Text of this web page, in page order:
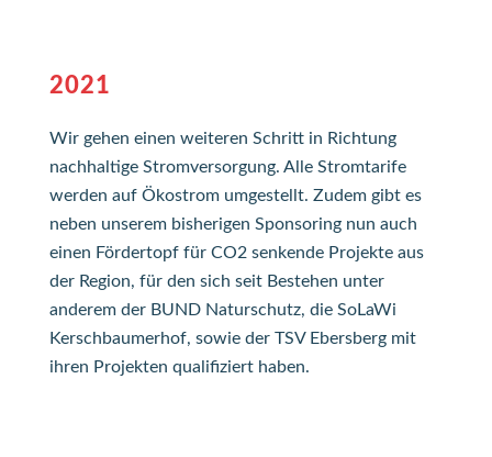
2021
Wir gehen einen weiteren Schritt in Richtung
nachhaltige Stromversorgung. Alle Stromtarife
werden auf Ökostrom umgestellt. Zudem gibt es
neben unserem bisherigen Sponsoring nun auch
einen Fördertopf für CO2 senkende Projekte aus
der Region, für den sich seit Bestehen unter
anderem der BUND Naturschutz, die SoLaWi
Kerschbaumerhof, sowie der TSV Ebersberg mit
ihren Projekten qualifiziert haben.